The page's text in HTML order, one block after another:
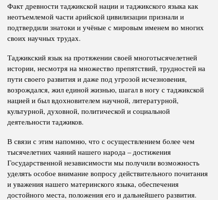
Факт древности таджикской нации и таджикского языка как
неотъемлемой части арийской цивилизации признали и
подтвердили знатоки и учёные с мировым именем во многих
своих научных трудах.
Таджикский язык на протяжении своей многотысячелетней
истории, несмотря на множество препятствий, трудностей на
пути своего развития и даже под угрозой исчезновения,
возрождался, жил единой жизнью, шагал в ногу с таджикской
нацией и был вдохновителем научной, литературной,
культурной, духовной, политической и социальной
деятельности таджиков.
В связи с этим напомню, что с осуществлением более чем
тысячелетних чаяний нашего народа – достижения
Государственной независимости мы получили возможность
уделять особое внимание вопросу действительного почитания
и уважения нашего материнского языка, обеспечения
достойного места, положения его и дальнейшего развития.